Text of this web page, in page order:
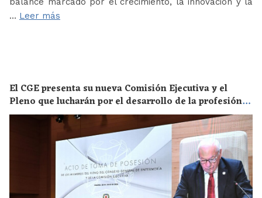
… Leer más
El CGE presenta su nueva Comisión Ejecutiva y el
Pleno que lucharán por el desarrollo de la profesión
en los próximos años